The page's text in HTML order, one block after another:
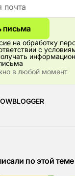
письма
на обработку
с
в любой момент
по этой теме